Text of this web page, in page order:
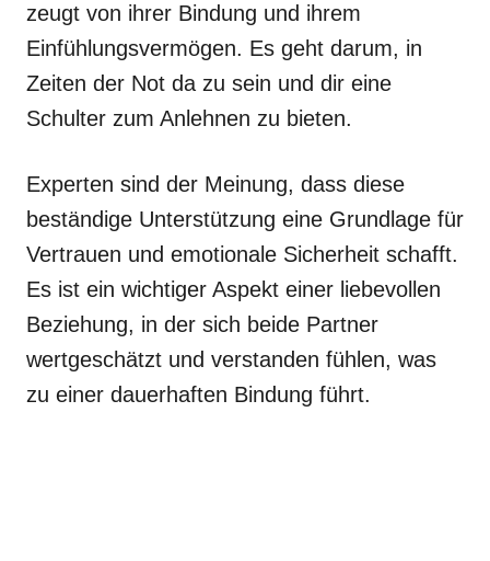
zeugt von ihrer Bindung und ihrem
Einfühlungsvermögen. Es geht darum, in
Zeiten der Not da zu sein und dir eine
Schulter zum Anlehnen zu bieten.
Experten sind der Meinung, dass diese
beständige Unterstützung eine Grundlage für
Vertrauen und emotionale Sicherheit schafft.
Es ist ein wichtiger Aspekt einer liebevollen
Beziehung, in der sich beide Partner
wertgeschätzt und verstanden fühlen, was
zu einer dauerhaften Bindung führt.